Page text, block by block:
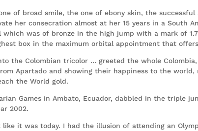
of broad smile, the one of ebony skin, the
her consecration almost at her 15 years in a South
which was of bronze in the high jump with a mark of
box in the maximum orbital appointment that
the Colombian tricolor … greeted the whole
Apartado and showing their happiness to the
the World gold.
Games in Ambato, Ecuador, dabbled in the triple
2002.
like it was today. I had the illusion of attending an